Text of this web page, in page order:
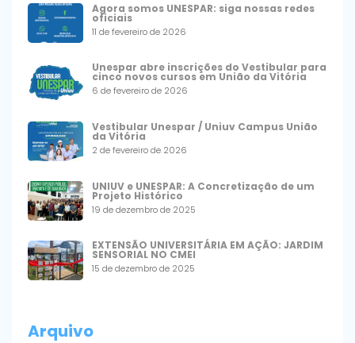
Agora somos UNESPAR: siga nossas redes
oficiais
11 de fevereiro de 2026
Unespar abre inscrições do Vestibular para
cinco novos cursos em União da Vitória
6 de fevereiro de 2026
Vestibular Unespar / Uniuv Campus União
da Vitória
2 de fevereiro de 2026
UNIUV e UNESPAR: A Concretização de um
Projeto Histórico
19 de dezembro de 2025
EXTENSÃO UNIVERSITÁRIA EM AÇÃO: JARDIM
SENSORIAL NO CMEI
15 de dezembro de 2025
Arquivo